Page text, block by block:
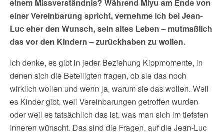
einem Missverständnis? Während Miyu am Ende von
einer Vereinbarung spricht, vernehme ich bei Jean-
Luc eher den Wunsch, sein altes Leben – mutmaßlich
das vor den Kindern – zurückhaben zu wollen.
Ich denke, es gibt in jeder Beziehung Kippmomente, in
denen sich die Beteiligten fragen, ob sie das noch
wirklich wollen und wenn ja, warum sie das wollen. Weil
es Kinder gibt, weil Vereinbarungen getroffen wurden
oder weil es tatsächlich das ist, was man sich im tiefsten
Inneren wünscht. Das sind die Fragen, auf die Jean-Luc